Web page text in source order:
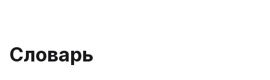
Словарь